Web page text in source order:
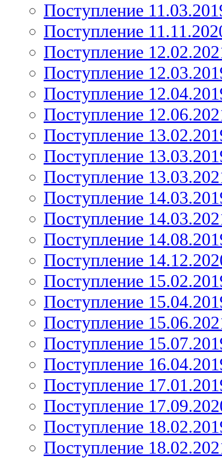
Поступление
Поступление
Поступление
Поступление
Поступление
Поступление
Поступление
Поступление
Поступление
Поступление
Поступление
Поступление
Поступление
Поступление
Поступление
Поступление
Поступление
Поступление
Поступление
Поступление
Поступление
Поступление